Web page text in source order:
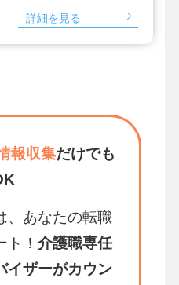
詳細を見る
報収集だけでも
、あなたの転職
！ 介護職専任
イザーがカウン